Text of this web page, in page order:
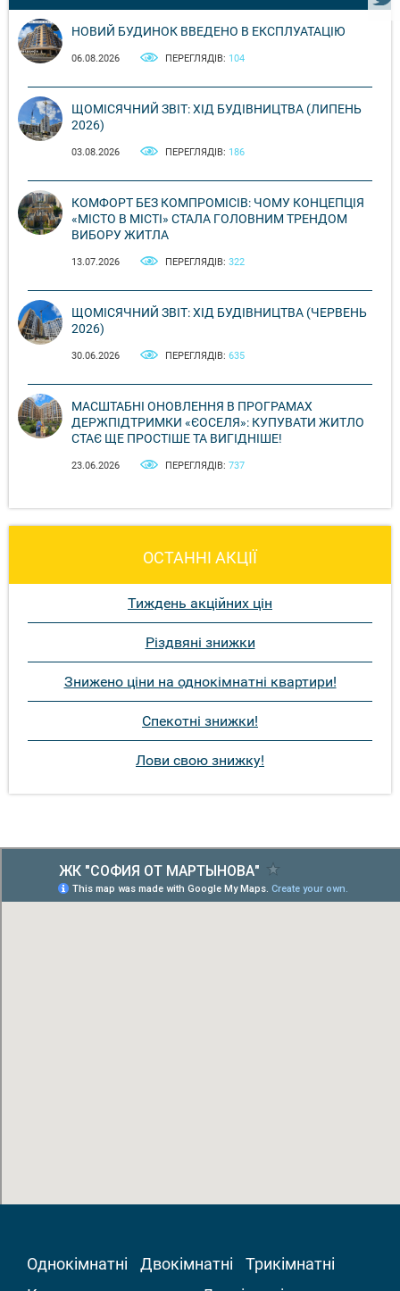
НОВИЙ БУДИНОК ВВЕДЕНО В ЕКСПЛУАТАЦІЮ
06.08.2026 ПЕРЕГЛЯДІВ: 104
ЩОМІСЯЧНИЙ ЗВІТ: ХІД БУДІВНИЦТВА (ЛИПЕНЬ
2026)
03.08.2026 ПЕРЕГЛЯДІВ: 186
КОМФОРТ БЕЗ КОМПРОМІСІВ: ЧОМУ КОНЦЕПЦІЯ
«МІСТО В МІСТІ» СТАЛА ГОЛОВНИМ ТРЕНДОМ
ВИБОРУ ЖИТЛА
13.07.2026 ПЕРЕГЛЯДІВ: 322
ЩОМІСЯЧНИЙ ЗВІТ: ХІД БУДІВНИЦТВА (ЧЕРВЕНЬ
2026)
30.06.2026 ПЕРЕГЛЯДІВ: 635
МАСШТАБНІ ОНОВЛЕННЯ В ПРОГРАМАХ
ДЕРЖПІДТРИМКИ «ЄОСЕЛЯ»: КУПУВАТИ ЖИТЛО
СТАЄ ЩЕ ПРОСТІШЕ ТА ВИГІДНІШЕ!
23.06.2026 ПЕРЕГЛЯДІВ: 737
ОСТАННІ АКЦІЇ
Тиждень акційних цін
Різдвяні знижки
Знижено ціни на однокімнатні квартири!
Спекотні знижки!
Лови свою знижку!
Однокімнатні Двокімнатні
Трикімнатні